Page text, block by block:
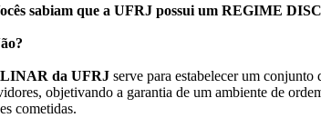
sabiam que a UFRJ possui um REGIME
da UFRJ serve para estabelecer um conjunto
objetivando a garantia de um ambiente de
cometidas.